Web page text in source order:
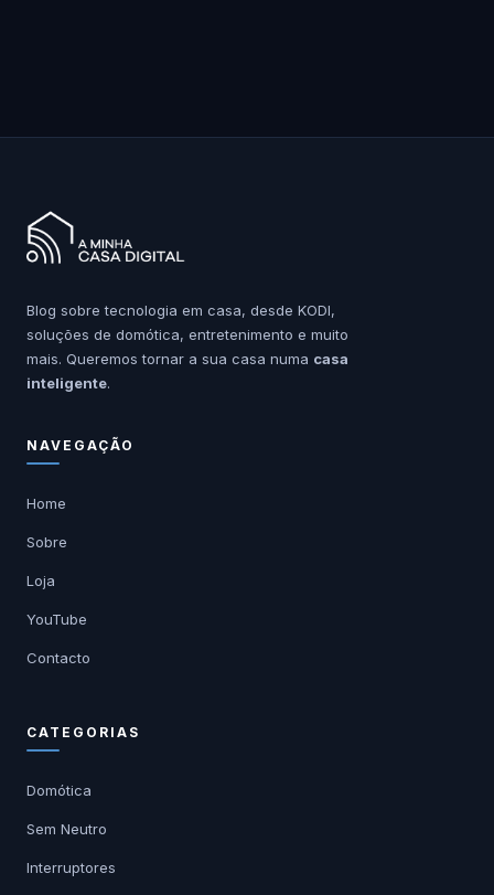
Blog sobre tecnologia em casa, desde KODI,
soluções de domótica, entretenimento e muito
mais. Queremos tornar a sua casa numa casa
inteligente.
NAVEGAÇÃO
Home
Sobre
Loja
YouTube
Contacto
CATEGORIAS
Domótica
Sem Neutro
Interruptores